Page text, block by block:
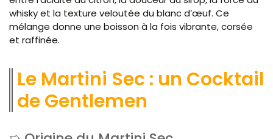
whisky et la texture veloutée du blanc d’œuf. Ce
mélange donne une boisson à la fois vibrante, corsée
et raffinée.
Le Martini Sec : un Cocktail
de Gentlemen